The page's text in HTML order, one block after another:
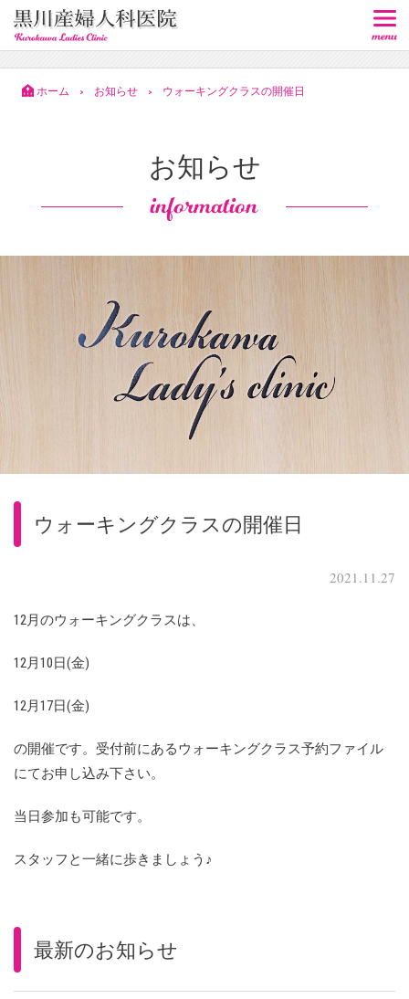
ホーム > お知らせ > ウォーキングクラスの開催日
お知らせ
information
ウォーキングクラスの開催日
2021.11.27
12月のウォーキングクラスは、
12月10日(金)
12月17日(金)
の開催です。受付前にあるウォーキングクラス予約ファイル
にてお申し込み下さい。
当日参加も可能です。
スタッフと一緒に歩きましょう♪
最新のお知らせ